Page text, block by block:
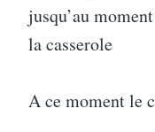
jusqu’au
la casserole
A ce moment le